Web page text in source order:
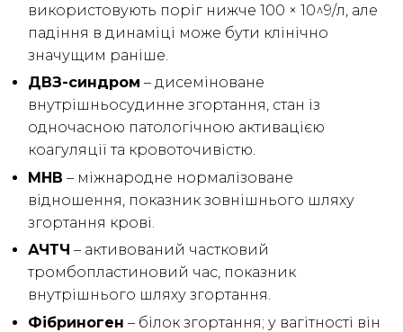
використовують поріг нижче 100 × 10^9/л, але
падіння в динаміці може бути клінічно
значущим раніше.
ДВЗ-синдром – дисеміноване
внутрішньосудинне згортання, стан із
одночасною патологічною активацією
коагуляції та кровоточивістю.
МНВ – міжнародне нормалізоване
відношення, показник зовнішнього шляху
згортання крові.
АЧТЧ – активований частковий
тромбопластиновий час, показник
внутрішнього шляху згортання.
Фібриноген – білок згортання; у вагітності він